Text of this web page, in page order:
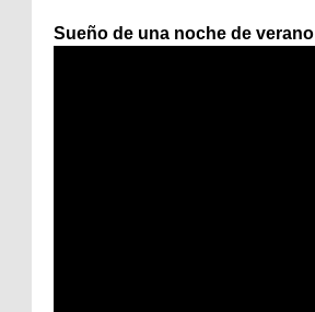
Sueño de una noche de verano